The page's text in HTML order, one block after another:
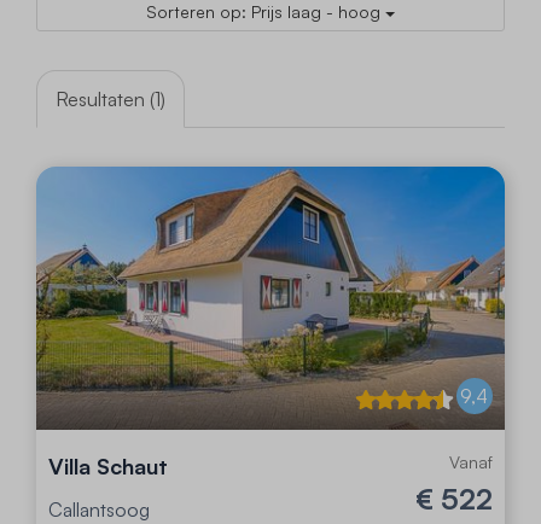
Sorteren op: Prijs laag - hoog
Resultaten (1)
9,4
Vanaf
€ 522
Villa Schaut
Callantsoog